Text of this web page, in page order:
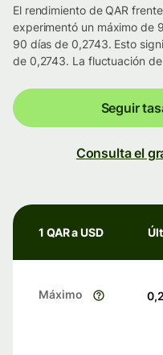
El rendimiento de QAR
experimentó un máximo de
90 días de 0,2743. Esto
de 0,2743. La fluctuación
Seguir
Consulta el
1 QAR a USD
Máximo